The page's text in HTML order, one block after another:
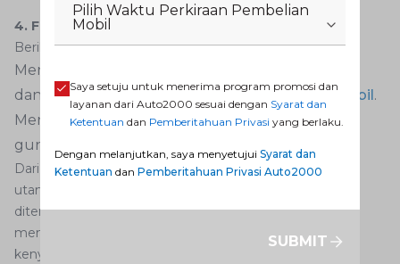
4. Fungsi pegas udara
Berikut adalah beberapa fungsi dari pegas udara:
Menyerap kejutan dari jalanan yang dilalui mobil
dan menahannya agar tidak mencapaikabin mobil .
Menahan beban kendaraan selama terjadi
guncangan saat sedang melaju.
Dari sini dapat disimpulkan bahwa fungsi pegas yang
utama adalah meredam atau menyerap getaran yang
diterima oleh mobil dari jalanan yang dilalui agar tidak
mencapai bodi mobil. Dengan adanya pegas, maka
kenyamanan berkendara pun tak terganggu.
Pilih Waktu Perkiraan Pembelian
Mobil
Saya setuju untuk menerima program promosi dan
layanan dari Auto2000 sesuai dengan Syarat dan
Ketentuan dan Pemberitahuan Privasi yang berlaku.
Dengan melanjutkan, saya menyetujui Syarat dan
Ketentuan dan Pemberitahuan Privasi Auto2000
SUBMIT